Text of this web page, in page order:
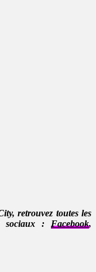
retrouvez toutes les
sociaux : Facebook,